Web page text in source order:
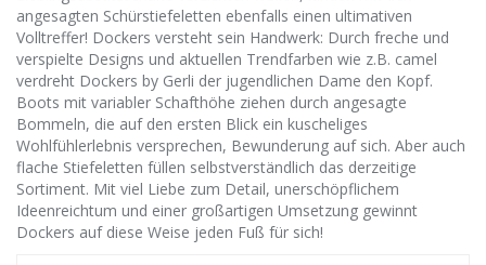
angesagten Schürstiefeletten ebenfalls einen ultimativen
Volltreffer! Dockers versteht sein Handwerk: Durch freche und
verspielte Designs und aktuellen Trendfarben wie z.B. camel
verdreht Dockers by Gerli der jugendlichen Dame den Kopf.
Boots mit variabler Schafthöhe ziehen durch angesagte
Bommeln, die auf den ersten Blick ein kuscheliges
Wohlfühlerlebnis versprechen, Bewunderung auf sich. Aber auch
flache Stiefeletten füllen selbstverständlich das derzeitige
Sortiment. Mit viel Liebe zum Detail, unerschöpflichem
Ideenreichtum und einer großartigen Umsetzung gewinnt
Dockers auf diese Weise jeden Fuß für sich!